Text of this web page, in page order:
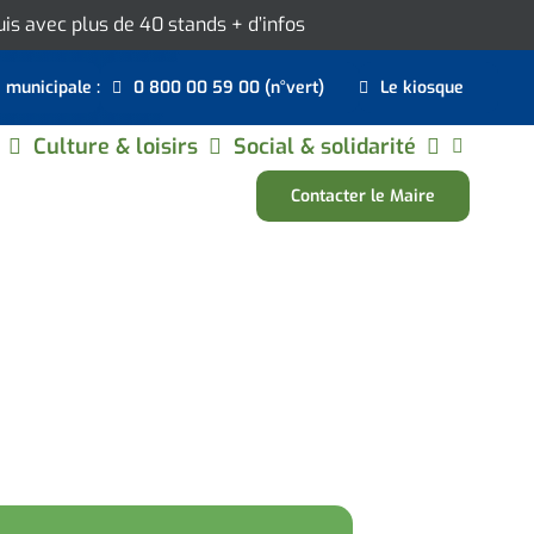
avec plus de 40 stands + d’infos
: 0 800 00 59 00 (n°vert) Le kiosque
Culture & loisirs Social & solidarité
Contacter le Maire